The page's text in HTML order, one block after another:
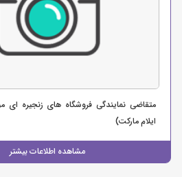
مشاهده اطلاعات بیشتر
متقاضی نمایندگی فروشگاه های زنجیره ای
ایلام مارکت)